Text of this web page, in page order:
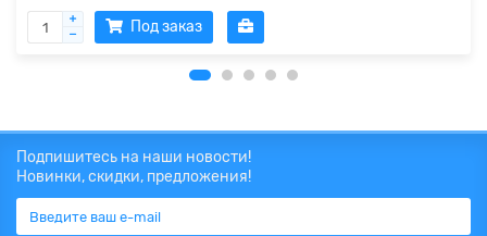
Под заказ
Подпишитесь на наши новости!
Новинки, скидки, предложения!